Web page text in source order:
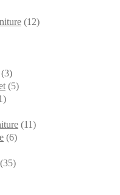
(12)
(3)
(5)
(11)
(6)
(35)